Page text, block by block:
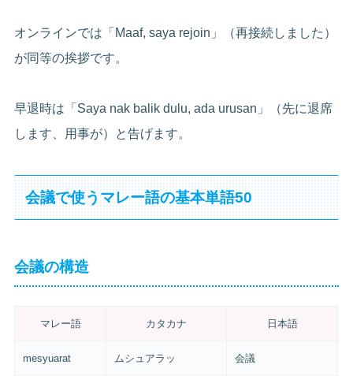
オンラインでは「Maaf, saya rejoin」（再接続しました）
が同等の挨拶です。
早退時は「Saya nak balik dulu, ada urusan」（先に退席
します、用事が）と告げます。
会議で使うマレー語の基本単語50
会議の構造
マレー語 カタカナ 日本語
mesyuarat ムシュアラッ 会議